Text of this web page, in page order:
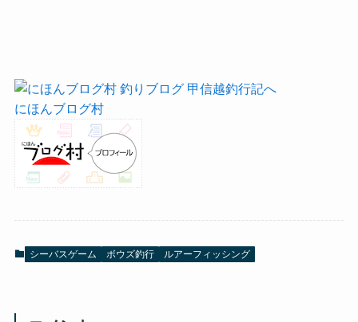
にほんブログ村
シーバスゲーム ボウズ釣行 ルアーフィッシング